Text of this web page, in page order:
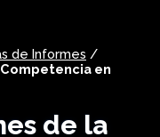
de Informes /
en
de la